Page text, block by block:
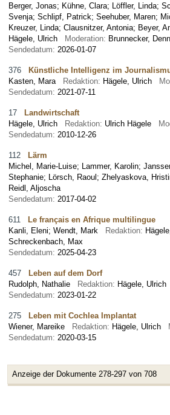
Berger, Jonas; Kühne, Clara; Löffler, Linda;
Svenja; Schlipf, Patrick; Seehuber, Maren;
Kreuzer, Linda; Clausnitzer, Antonia; Beyer,
Hägele, Ulrich Moderation: Brunnecker,
Sendedatum: 2026-01-07
376 Künstliche Intelligenz im
Kasten, Mara
Redaktion: Hägele, Ulrich
Sendedatum: 2021-07-11
17 Landwirtschaft
Hägele, Ulrich
Redaktion: Ulrich Hägele
Sendedatum: 2010-12-26
112 Lärm
Michel, Marie-Luise; Lammer, Karolin;
Stephanie; Lörsch, Raoul; Zhelyaskova,
Reidl, Aljoscha
Sendedatum: 2017-04-02
611 Le français en Afrique multilingue
Kanli, Eleni; Wendt, Mark Redaktion:
Schreckenbach, Max
Sendedatum: 2025-04-23
457 Leben auf dem Dorf
Rudolph, Nathalie
Redaktion: Hägele, Ulrich
Sendedatum: 2023-01-22
275 Leben mit Cochlea Implantat
Wiener, Mareike
Redaktion: Hägele, Ulrich
Sendedatum: 2020-03-15
Anzeige der Dokumente 278-297 von 708